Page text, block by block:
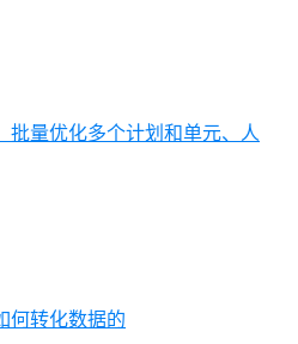
批量优化多个计划和单元、人
何转化数据的